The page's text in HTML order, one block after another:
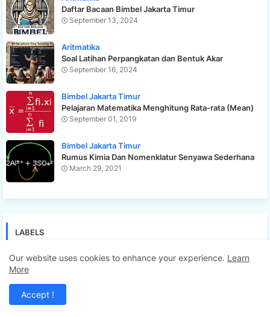
Daftar Bacaan Bimbel Jakarta Timur
September 13, 2024
Aritmatika
Soal Latihan Perpangkatan dan Bentuk Akar
September 16, 2024
Bimbel Jakarta Timur
Pelajaran Matematika Menghitung Rata-rata (Mean)
September 01, 2019
Bimbel Jakarta Timur
Rumus Kimia Dan Nomenklatur Senyawa Sederhana
March 29, 2021
LABELS
Aljabar Aritmatika Bimbel Jakarta Timur Bimbingan Belajar
Inspirasi
Our website uses cookies to enhance your experience. Learn
More
Accept !